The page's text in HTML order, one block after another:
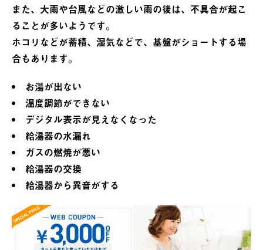
また、大雨や台風などの激しい雨の後は、不具合が起こ
ることが多いようです。
ホコリなどが蓄積、湿気などで、基盤がショートする場
合もあります。
お湯が出ない
温度調節ができない
デジタル表示が見えなくなった
給湯器の水漏れ
ガスの燃焼が悪い
給湯器の交換
給湯器から異音がする